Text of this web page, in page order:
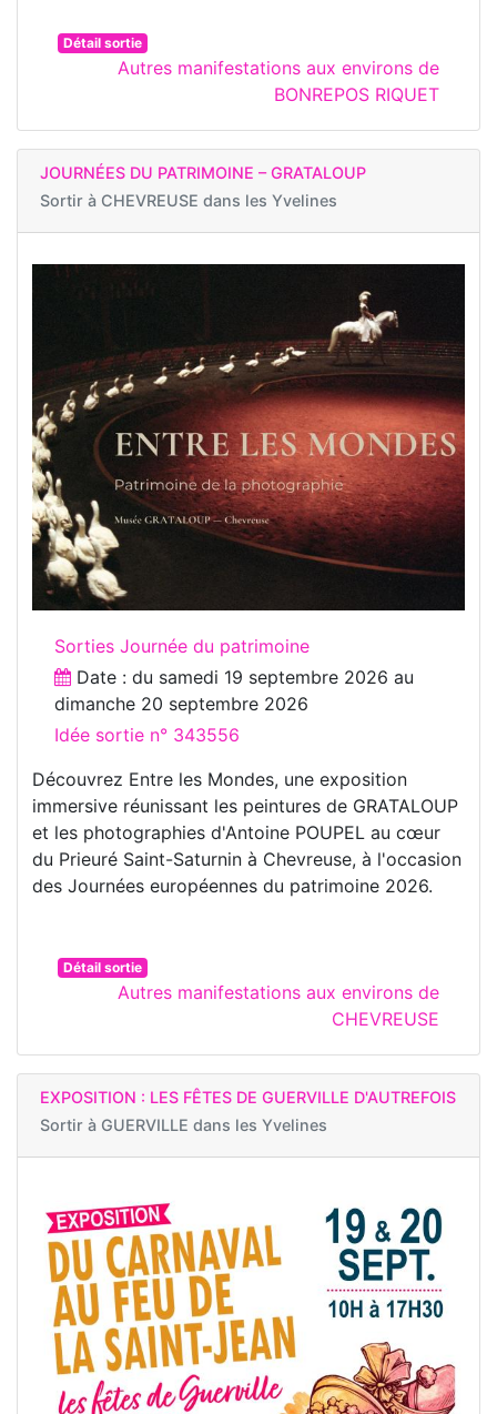
Détail sortie
Autres manifestations aux environs de
BONREPOS RIQUET
JOURNÉES DU PATRIMOINE – GRATALOUP
Sortir à CHEVREUSE dans les Yvelines
Sorties Journée du patrimoine
Date : du samedi 19 septembre 2026 au
dimanche 20 septembre 2026
Idée sortie n° 343556
Découvrez Entre les Mondes, une exposition
immersive réunissant les peintures de GRATALOUP
et les photographies d'Antoine POUPEL au cœur
du Prieuré Saint-Saturnin à Chevreuse, à l'occasion
des Journées européennes du patrimoine 2026.
Détail sortie
Autres manifestations aux environs de
CHEVREUSE
EXPOSITION : LES FÊTES DE GUERVILLE D'AUTREFOIS
Sortir à GUERVILLE dans les Yvelines